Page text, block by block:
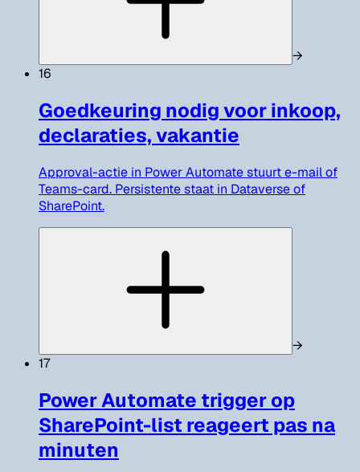
→
16
Goedkeuring nodig voor inkoop,
declaraties, vakantie
Approval-actie in Power Automate stuurt e-mail of
Teams-card. Persistente staat in Dataverse of
SharePoint.
→
17
Power Automate trigger op
SharePoint-list reageert pas na
minuten